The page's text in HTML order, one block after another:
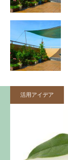
活用アイデア